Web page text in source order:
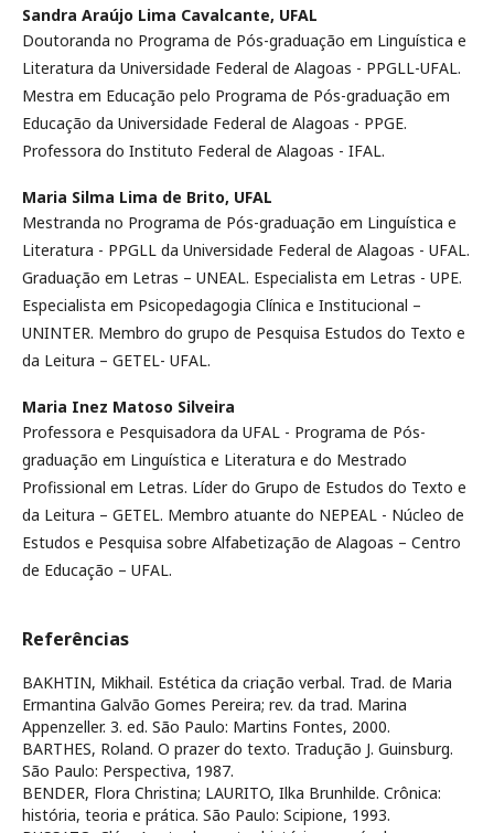
Sandra Araújo Lima Cavalcante, UFAL
Doutoranda no Programa de Pós-graduação em Linguística e
Literatura da Universidade Federal de Alagoas - PPGLL-UFAL.
Mestra em Educação pelo Programa de Pós-graduação em
Educação da Universidade Federal de Alagoas - PPGE.
Professora do Instituto Federal de Alagoas - IFAL.
Maria Silma Lima de Brito, UFAL
Mestranda no Programa de Pós-graduação em Linguística e
Literatura - PPGLL da Universidade Federal de Alagoas - UFAL.
Graduação em Letras – UNEAL. Especialista em Letras - UPE.
Especialista em Psicopedagogia Clínica e Institucional –
UNINTER. Membro do grupo de Pesquisa Estudos do Texto e
da Leitura – GETEL- UFAL.
Maria Inez Matoso Silveira
Professora e Pesquisadora da UFAL - Programa de Pós-
graduação em Linguística e Literatura e do Mestrado
Profissional em Letras. Líder do Grupo de Estudos do Texto e
da Leitura – GETEL. Membro atuante do NEPEAL - Núcleo de
Estudos e Pesquisa sobre Alfabetização de Alagoas – Centro
de Educação – UFAL.
Referências
BAKHTIN, Mikhail. Estética da criação verbal. Trad. de Maria
Ermantina Galvão Gomes Pereira; rev. da trad. Marina
Appenzeller. 3. ed. São Paulo: Martins Fontes, 2000.
BARTHES, Roland. O prazer do texto. Tradução J. Guinsburg.
São Paulo: Perspectiva, 1987.
BENDER, Flora Christina; LAURITO, Ilka Brunhilde. Crônica:
história, teoria e prática. São Paulo: Scipione, 1993.